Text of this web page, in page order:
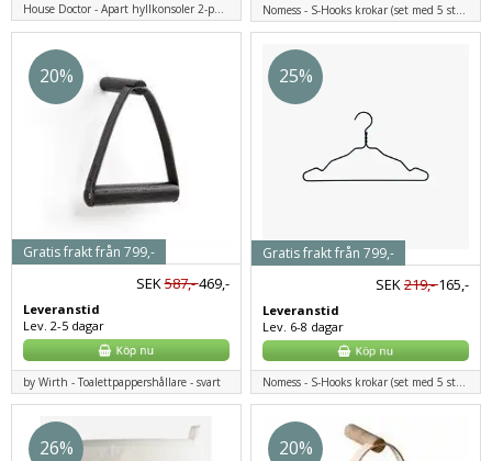
House Doctor - Apart hyllkonsoler 2-pack - svart Nomess - S-Hooks krokar (set med 5 st.) - svart
20%
SEK587,-469,-
Leveranstid
Lev. 2-5 dagar
Gratis frakt från 799,-
by Wirth - Toalettpappershållare - svart
25%
SEK219,-165,-
Leveranstid
Lev. 6-8 dagar
Gratis frakt från 799,-
Nomess - S-Hooks krokar (set med 5 st.) - svart
26% 20%